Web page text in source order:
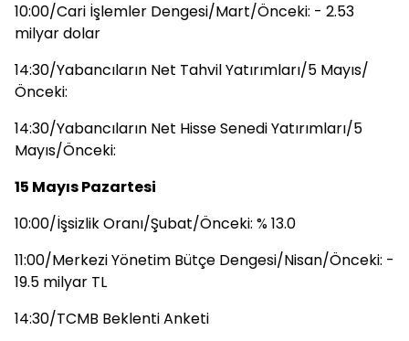
10:00/Cari İşlemler Dengesi/Mart/Önceki: - 2.53
milyar dolar
14:30/Yabancıların Net Tahvil Yatırımları/5 Mayıs/
Önceki:
14:30/Yabancıların Net Hisse Senedi Yatırımları/5
Mayıs/Önceki:
15 Mayıs Pazartesi
10:00/İşsizlik Oranı/Şubat/Önceki: % 13.0
11:00/Merkezi Yönetim Bütçe Dengesi/Nisan/Önceki: -
19.5 milyar TL
14:30/TCMB Beklenti Anketi